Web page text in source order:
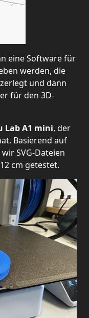
eine Software für
werden, die
und dann
für den 3D-
Lab A1 mini, der
Basierend auf
SVG-Dateien
cm getestet.